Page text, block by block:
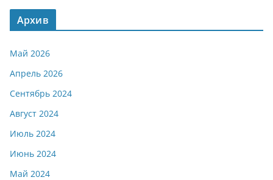
Архив
Май 2026
Апрель 2026
Сентябрь 2024
Август 2024
Июль 2024
Июнь 2024
Май 2024